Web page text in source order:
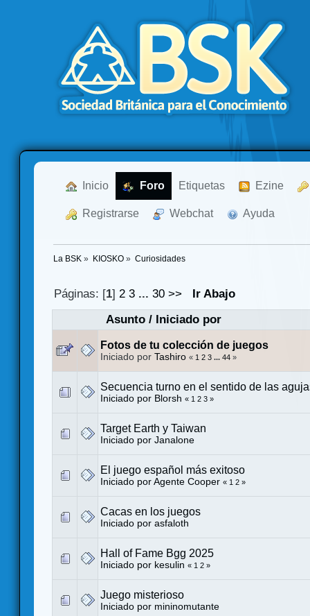
Inicio Foro Etiquetas Ezine
Registrarse Webchat Ayuda
La BSK » KIOSKO» Curiosidades
Páginas: [1]2 3 ...30 >>
Ir Abajo
Asunto/ Iniciado por
Fotos de tu colección de juegos
Iniciado por Tashiro « 1 2 3 ... 44 »
Secuencia turno en el sentido de las
Iniciado por Blorsh « 1 2 3 »
Target Earth y Taiwan
Iniciado por Janalone
El juego español más exitoso
Iniciado por Agente Cooper « 1 2 »
Cacas en los juegos
Iniciado por asfaloth
Hall of Fame Bgg 2025
Iniciado por kesulin « 1 2 »
Juego misterioso
Iniciado por mininomutante